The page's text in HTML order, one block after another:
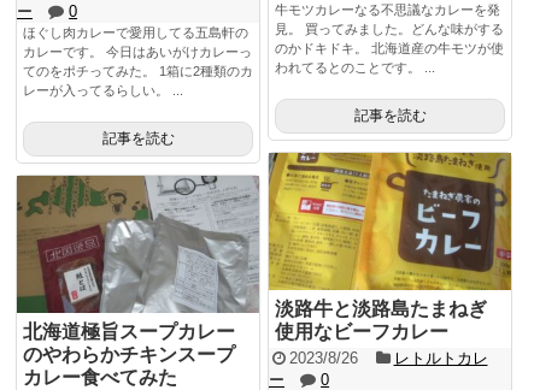
ー
0
ほぐし肉カレーで愛用してる五島軒の
カレーです。 今日はあいがけカレーっ
てのをポチってみた。 1箱に2種類のカ
レーが入ってるらしい。 ...
記事を読む
牛モツカレーなる不思議なカレーを発
見。 買ってみました。どんな味がする
のかドキドキ。 北海道産の牛モツが使
われてるとのことです。 ...
記事を読む
淡路牛と淡路島たまねぎ
使用なビーフカレー
2023/8/26
レトルトカレ
ー
0
北海道極旨スープカレー
のやわらかチキンスープ
カレー食べてみた